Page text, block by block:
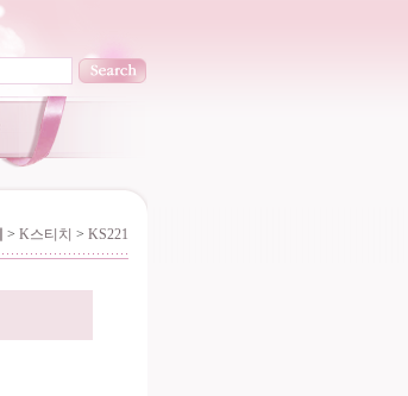
> K스티치 > KS221